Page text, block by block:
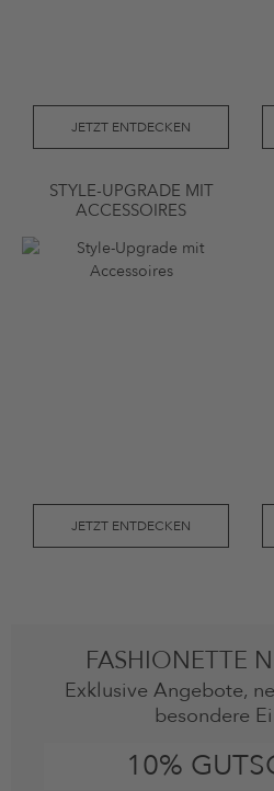
JETZT ENTDECKEN
STYLE-UPGRADE MIT
ACCESSOIRES
JETZT ENTDECKEN
FASHIONETTE
Exklusive Angebote,
besondere
10%